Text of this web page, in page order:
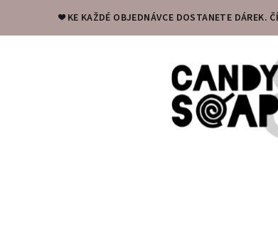
❤️ KE KAŽDÉ OBJEDNÁVCE DOSTANETE DÁREK.